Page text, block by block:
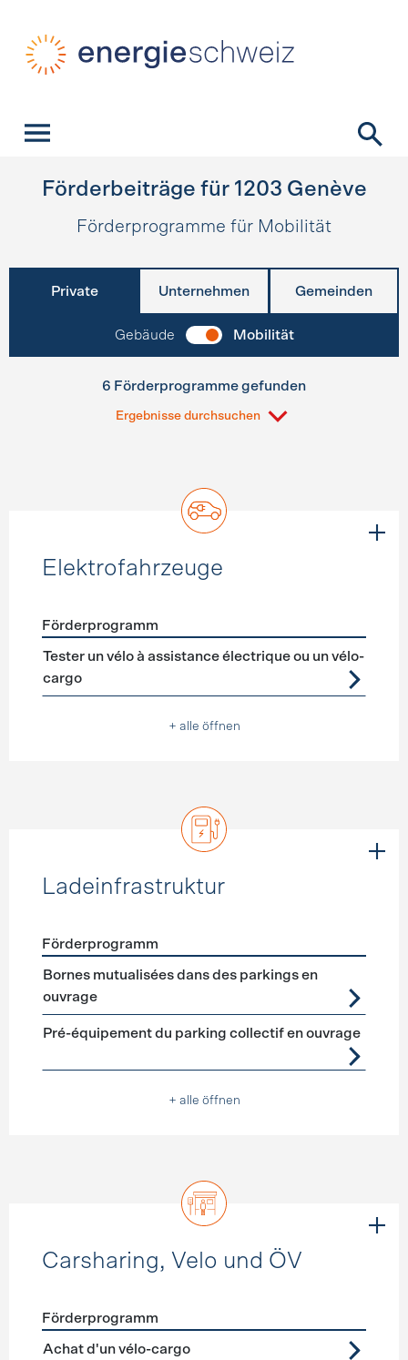
Förderbeiträge für 1203 Genève
Förderprogramme für Mobilität
Private Unternehmen Gemeinden
Gebäude Mobilität
6 Förderprogramme gefunden
Ergebnisse durchsuchen
Elektrofahrzeuge
Förderprogramme Elektrofahrzeuge
Förderprogramm
Tester un vélo à assistance électrique ou un vélo-
cargo
+ alle öffnen
Ladeinfrastruktur
Förderprogramme Ladeinfrastruktur
Förderprogramm
Bornes mutualisées dans des parkings en
ouvrage
Pré-équipement du parking collectif en ouvrage
+ alle öffnen
Carsharing, Velo und ÖV
Förderprogramme
Förderprogramm
Achat d'un vélo-cargo